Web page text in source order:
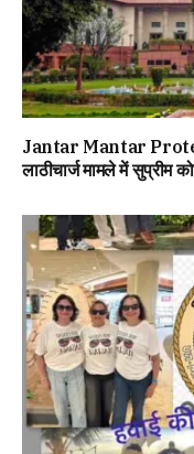
Jantar Mantar Protest:
लाठीचार्ज मामले में सुप्रीम